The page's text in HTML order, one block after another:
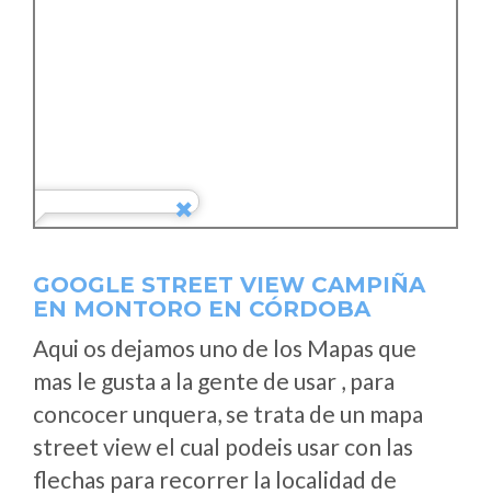
GOOGLE STREET VIEW CAMPIÑA
EN MONTORO EN CÓRDOBA
Aqui os dejamos uno de los Mapas que
mas le gusta a la gente de usar , para
concocer unquera, se trata de un mapa
street view el cual podeis usar con las
flechas para recorrer la localidad de